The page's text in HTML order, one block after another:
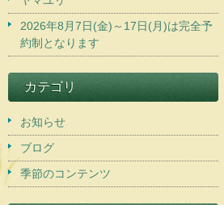
2026年8月7日(金)～17日(月)は完全予
約制となります
カテゴリ
お知らせ
ブログ
季節のコンテンツ